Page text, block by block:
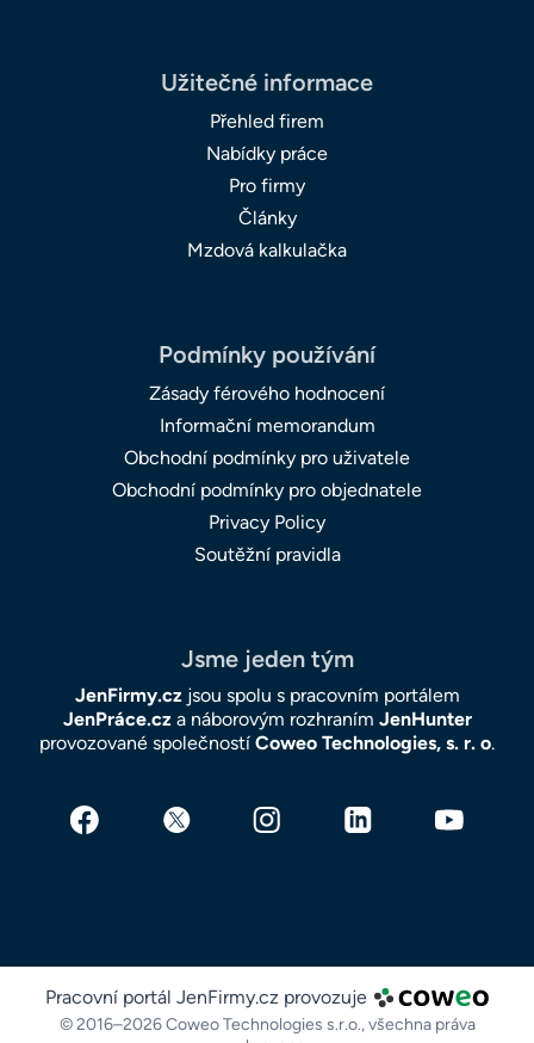
Užitečné informace
Přehled firem
Nabídky práce
Pro firmy
Články
Mzdová kalkulačka
Podmínky používání
Zásady férového hodnocení
Informační memorandum
Obchodní podmínky pro uživatele
Obchodní podmínky pro objednatele
Privacy Policy
Soutěžní pravidla
Jsme jeden tým
JenFirmy.czjsou spolu s pracovním portálem
JenPráce.cza náborovým rozhraním JenHunter
provozované společností Coweo Technologies, s. r. o.
Pracovní portál JenFirmy.cz provozuje
© 2016–2026 Coweo Technologies s.r.o.,všechna práva